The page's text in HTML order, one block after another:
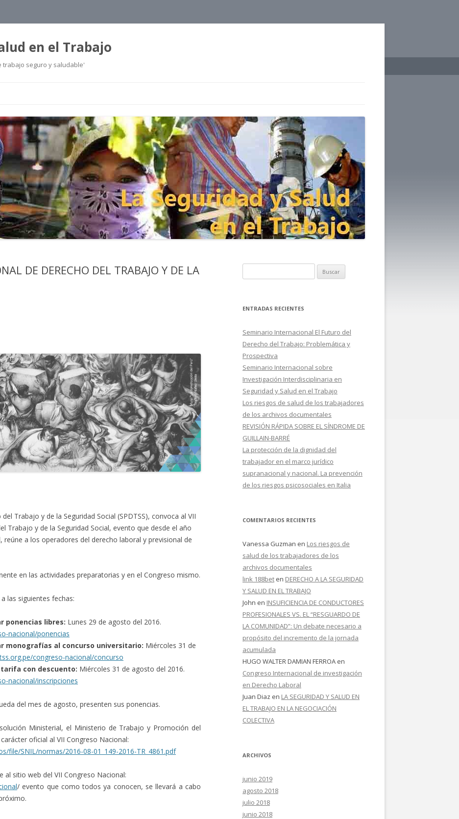
en el Trabajo
trabajo seguro y saludable'
DE DERECHO DEL TRABAJO Y DE LA
Trabajo y de la Seguridad Social (SPDTSS), convoca al VII
Trabajo y de la Seguridad Social, evento que desde el año
reúne a los operadores del derecho laboral y previsional de
en las actividades preparatorias y en el Congreso mismo.
las siguientes fechas:
ponencias libres: Lunes 29 de agosto del 2016.
nacional/ponencias
monografías al concurso universitario: Miércoles 31 de
congreso-nacional/concurso
con descuento: Miércoles 31 de agosto del 2016.
nacional/inscripciones
del mes de agosto, presenten sus ponencias.
Ministerial, el Ministerio de Trabajo y Promoción del
oficial al VII Congreso Nacional:
file/SNIL/normas/2016-08-01_149-2016-TR_4861.pdf
al sitio web del VII Congreso Nacional:
/ evento que como todos ya conocen, se llevará a cabo
u
c
r
:
ENTRADAS RECIENTES
Seminario Internacional El Futuro del
Derecho del Trabajo: Problemática y
Prospectiva
Seminario Internacional sobre
Investigación Interdisciplinaria en
Seguridad y Salud en el Trabajo
Los riesgos de salud de los trabajadores
de los archivos documentales
REVISIÓN RÁPIDA SOBRE EL SÍNDROME DE
GUILLAIN-BARRÉ
La protección de la dignidad del
trabajador en el marco jurídico
supranacional y nacional. La prevención
de los riesgos psicosociales en Italia
COMENTARIOS RECIENTES
Vanessa Guzman en Los riesgos de
salud de los trabajadores de los
archivos documentales
link 188bet en DERECHO A LA SEGURIDAD
Y SALUD EN EL TRABAJO
John en INSUFICIENCIA DE CONDUCTORES
PROFESIONALES VS. EL “RESGUARDO DE
LA COMUNIDAD”: Un debate necesario a
propósito del incremento de la jornada
acumulada
HUGO WALTER DAMIAN FERROA en
Congreso Internacional de investigación
en Derecho Laboral
Juan Diaz en LA SEGURIDAD Y SALUD EN
EL TRABAJO EN LA NEGOCIACIÓN
COLECTIVA
ARCHIVOS
junio 2019
agosto 2018
julio 2018
junio 2018